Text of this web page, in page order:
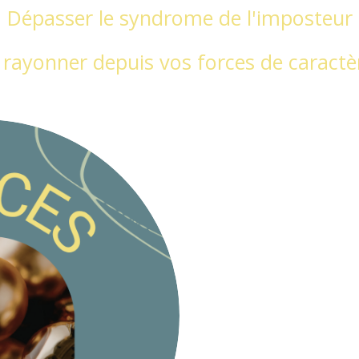
Dépasser le syndrome de l'imposteur
depuis vos forces de